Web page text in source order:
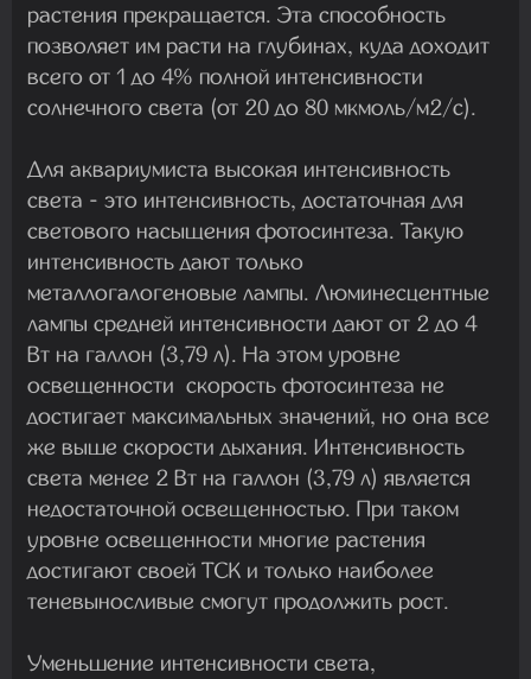
растения прекращается. Эта способность
позволяет им расти на глубинах, куда доходит
всего от 1 до 4% полной интенсивности
солнечного света (от 20 до 80 мкмоль/м2/с).
Для аквариумиста высокая интенсивность
света - это интенсивность, достаточная для
светового насыщения фотосинтеза. Такую
интенсивность дают только
металлогалогеновые лампы. Люминесцентные
лампы средней интенсивности дают от 2 до 4
Вт на галлон (3,79 л). На этом уровне
освещенности скорость фотосинтеза не
достигает максимальных значений, но она все
же выше скорости дыхания. Интенсивность
света менее 2 Вт на галлон (3,79 л) является
недостаточной освещенностью. При таком
уровне освещенности многие растения
достигают своей ТСК и только наиболее
теневыносливые смогут продолжить рост.
Уменьшение интенсивности света,